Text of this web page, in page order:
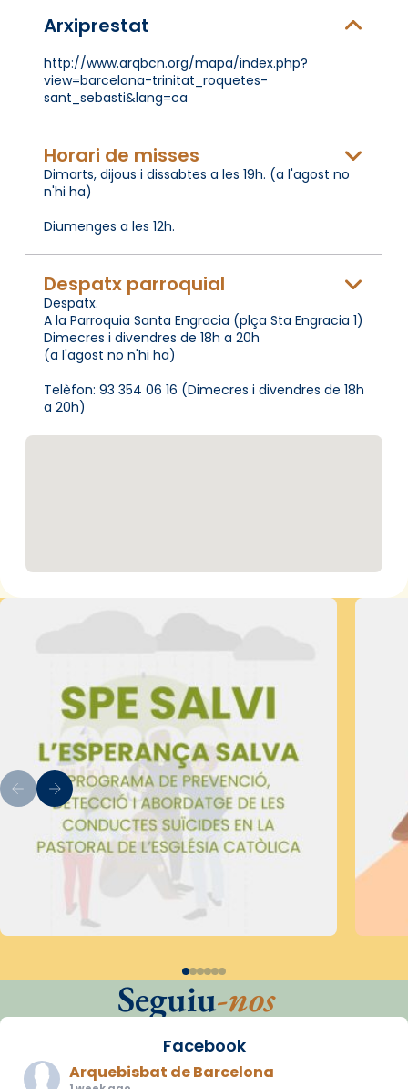
Arxiprestat
http://www.arqbcn.org/mapa/index.php?
view=barcelona-trinitat_roquetes-
sant_sebasti&lang=ca
Horari de misses
Dimarts, dijous i dissabtes a les 19h. (a l'agost no
n'hi ha)
Diumenges a les 12h.
Despatx parroquial
Despatx.
A la Parroquia Santa Engracia (plça Sta Engracia 1)
Dimecres i divendres de 18h a 20h
(a l'agost no n'hi ha)
Telèfon: 93 354 06 16 (Dimecres i divendres de 18h
a 20h)
Seguiu-nos
Facebook
Arquebisbat de Barcelona